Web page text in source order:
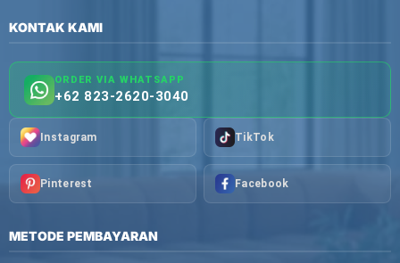
KONTAK KAMI
ORDER VIA WHATSAPP
+62 823-2620-3040
Instagram TikTok
Pinterest Facebook
METODE PEMBAYARAN